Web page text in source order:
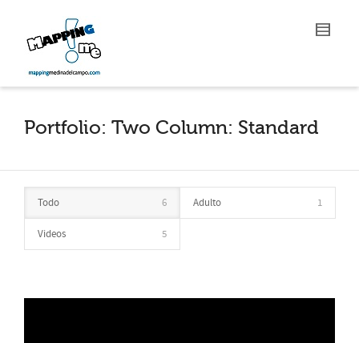
Portfolio: Two Column: Standard
Todo 6 Adulto 1
Videos 5